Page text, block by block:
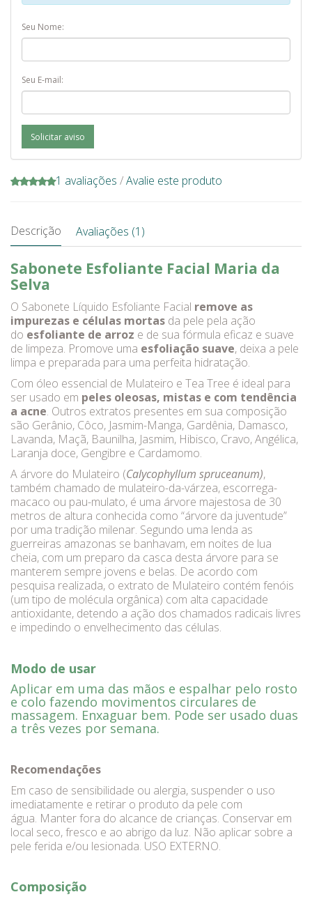
Seu Nome:
Seu E-mail:
Solicitar aviso
1 avaliações /Avalie este produto
Descrição Avaliações (1)
Sabonete Esfoliante Facial Maria da
Selva
O Sabonete Líquido Esfoliante Facial remove as
impurezas e células mortas da pele pela ação
do esfoliante de arroz e de sua fórmula eficaz e suave
de limpeza. Promove uma esfoliação suave, deixa a pele
limpa e preparada para uma perfeita hidratação.
Com óleo essencial de Mulateiro e Tea Tree é ideal para
ser usado em peles oleosas, mistas e com tendência
a acne. Outros extratos presentes em sua composição
são Gerânio, Côco, Jasmim-Manga, Gardênia, Damasco,
Lavanda, Maçã, Baunilha, Jasmim, Hibisco, Cravo, Angélica,
Laranja doce, Gengibre e Cardamomo.
A árvore do Mulateiro (Calycophyllum spruceanum),
também chamado de mulateiro-da-várzea, escorrega-
macaco ou pau-mulato, é uma árvore majestosa de 30
metros de altura conhecida como “árvore da juventude”
por uma tradição milenar. Segundo uma lenda as
guerreiras amazonas se banhavam, em noites de lua
cheia, com um preparo da casca desta árvore para se
manterem sempre jovens e belas. De acordo com
pesquisa realizada, o extrato de Mulateiro contém fenóis
(um tipo de molécula orgânica) com alta capacidade
antioxidante, detendo a ação dos chamados radicais livres
e impedindo o envelhecimento das células.
Modo de usar
Aplicar em uma das mãos e espalhar pelo rosto
e colo fazendo movimentos circulares de
massagem. Enxaguar bem. Pode ser usado duas
a três vezes por semana.
Recomendações
Em caso de sensibilidade ou alergia, suspender o uso
imediatamente e retirar o produto da pele com
água. Manter fora do alcance de crianças. Conservar em
local seco, fresco e ao abrigo da luz. Não aplicar sobre a
pele ferida e/ou lesionada. USO EXTERNO.
Composição